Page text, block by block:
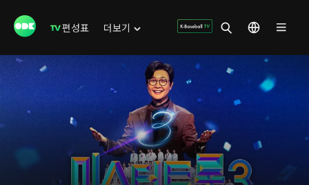
편성표 더보기